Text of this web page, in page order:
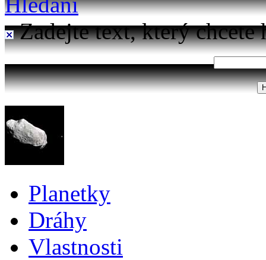
Zadejte text, který chcete
Planetky
Dráhy
Vlastnosti